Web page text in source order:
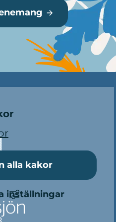
alla kakor
inställningar